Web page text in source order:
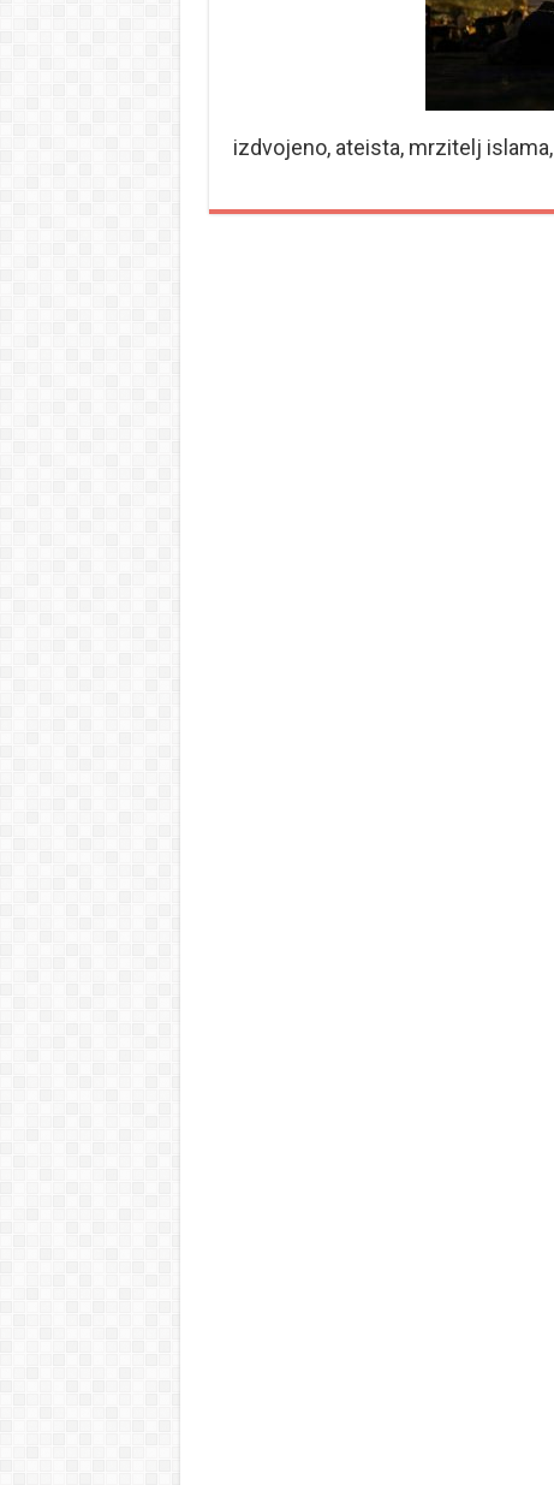
izdvojeno, ateista, mrzitelj islama,